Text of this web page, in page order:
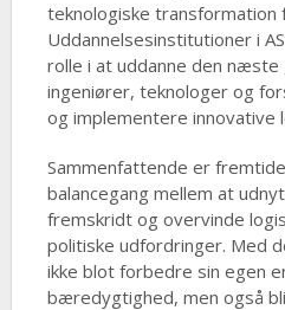
teknologiske transformation
Uddannelsesinstitutioner i
rolle i at uddanne den næste
ingeniører, teknologer og
og implementere innovative
Sammenfattende er
balancegang mellem at
fremskridt og overvinde
politiske udfordringer. Med
ikke blot forbedre sin egen
bæredygtighed, men også